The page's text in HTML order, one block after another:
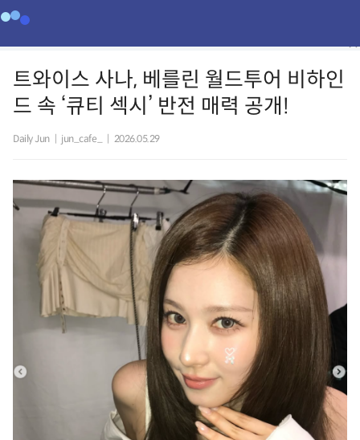
트와이스 사나, 베를린 월드투어 비하인
드 속 ‘큐티 섹시’ 반전 매력 공개!
Daily Jun jun_cafe_ 2026.05.29